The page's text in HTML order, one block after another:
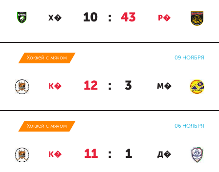
Х� 10 : 43 Р�
Хоккей с мячом 09 НОЯБРЯ
К� 12 : 3 М�
Хоккей с мячом 06 НОЯБРЯ
К� 11 : 1 Д�